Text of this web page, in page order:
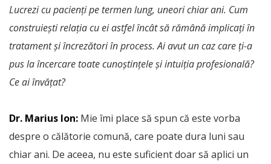
Lucrezi cu pacienți pe termen lung, uneori chiar ani. Cum
construiești relația cu ei astfel încât să rămână implicați în
tratament și încrezători în process. Ai avut un caz care ți-a
pus la încercare toate cunoștințele și intuiția profesională?
Ce ai învățat?
Dr. Marius Ion: Mie îmi place să spun că este vorba
despre o călătorie comună, care poate dura luni sau
chiar ani. De aceea, nu este suficient doar să aplici un